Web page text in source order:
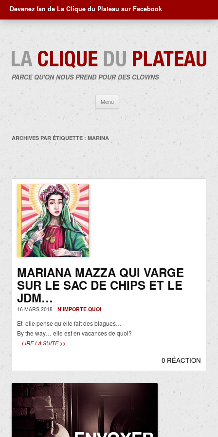
Devenez fan de La Clique du Plateau sur Facebook
PARCE QU'ON NOUS PREND POUR DES CLOWNS
Menu
contenu
ARCHIVES PAR ÉTIQUETTE : MARINA
MARIANA MAZZA QUI VARGE
SUR LE SAC DE CHIPS ET LE
JDM…
16 MARS 2018 - N'IMPORTE QUOI
Et elle pense qu’elle fait des blagues…
By the way… elle est en vacances de quoi?
LIRE LA SUITE >>
0 RÉACTION